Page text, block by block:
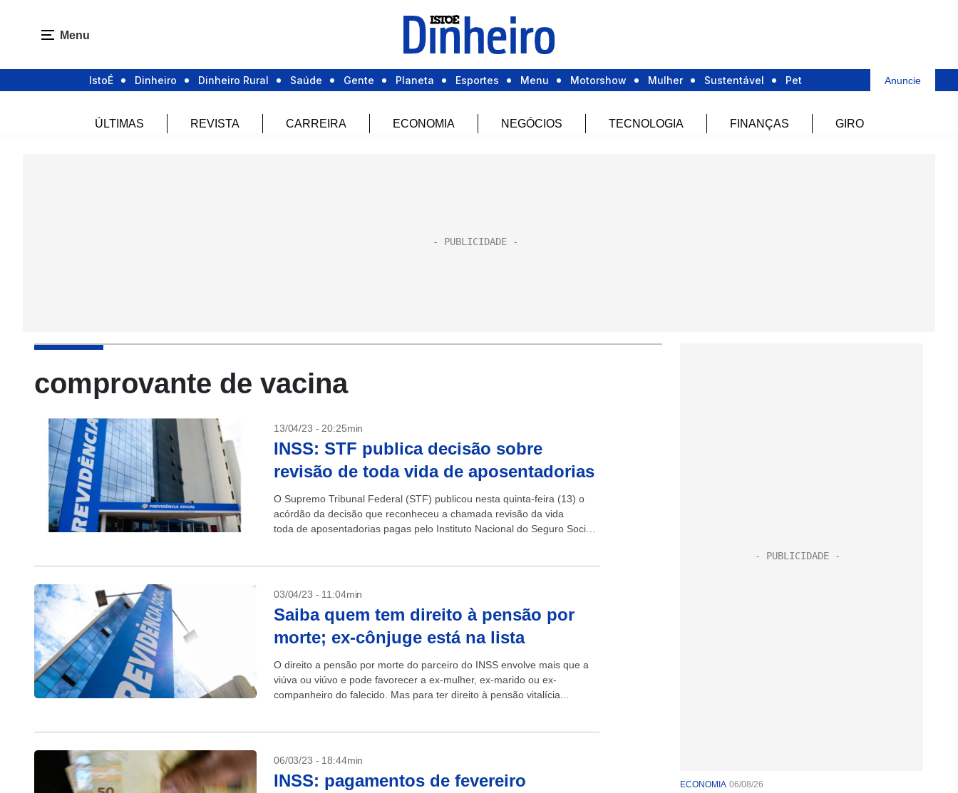
Menu
IstoÉ Dinheiro Dinheiro Rural Saúde Gente Planeta Esportes Menu Motorshow Mulher Sustentável Pet Anuncie
ÚLTIMAS REVISTA CARREIRA ECONOMIA NEGÓCIOS TECNOLOGIA FINANÇAS GIRO
comprovante de vacina
13/04/23 - 20:25min
INSS: STF publica decisão sobre
revisão de toda vida de aposentadorias
O Supremo Tribunal Federal (STF) publicou nesta quinta-feira (13) o
acórdão da decisão que reconheceu a chamada revisão da vida
toda de aposentadorias pagas pelo Instituto Nacional do Seguro Social
03/04/23 - 11:04min
Saiba quem tem direito à pensão por
morte; ex-cônjuge está na lista
O direito a pensão por morte do parceiro do INSS envolve mais que a
viúva ou viúvo e pode favorecer a ex-mulher, ex-marido ou ex-
companheiro do falecido. Mas para ter direito à pensão vitalícia...
06/03/23 - 18:44min
INSS: pagamentos de fevereiro
ECONOMIA 06/08/26